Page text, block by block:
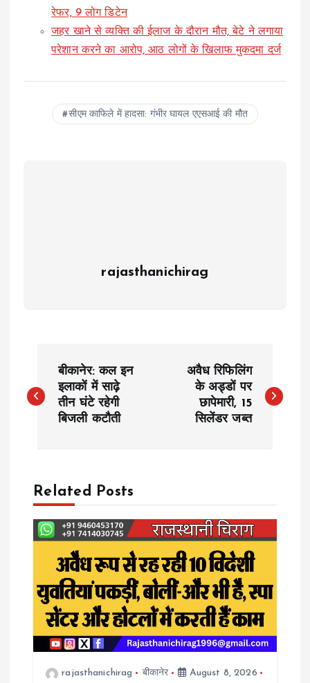
रेफर, 9 लोग डिटेन
जहर खाने से व्यक्ति की ईलाज के दौरान मौत, बेटे ने लगाया
परेशान करने का आरोप, आठ लोगों के खिलाफ मुकदमा दर्ज
सीएम काफिले में हादसा: गंभीर घायल एएसआई की मौत
rajasthanichirag
o
n
a
g
बीकानेर: कल इन
इलाकों में साढ़े
तीन घंटे रहेगी
बिजली कटौती
अवैध रिफिलिंग
के अड्डों पर
छापेमारी, 15
सिलेंडर जब्त
Related Posts
rajasthanichirag बीकानेर
August 8, 2026